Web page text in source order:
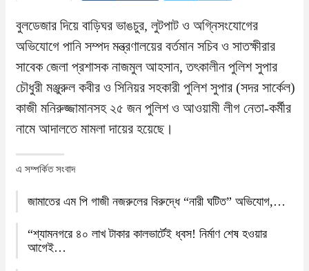
WhatsApp
Email Print
বুলডেজার দিয়ে বাড়িঘর ভাঙচুর, লুটপাট ও অগ্নিসংযোগের
অভিযোগে পানি সম্পদ মন্ত্রণালয়ের বর্তমান সচিব ও সাতক্ষীরার
সাবেক জেলা প্রশাসক নাজমুল আহসান, তৎকালীন পুলিশ সুপার
চৌধুরী মঞ্জুরুল কবীর ও সিনিয়র সহকারী পুলিশ সুপার (সদর সার্কেল)
কাজী মনিরুজ্জামানসহ ২৫ জন পুলিশ ও আওয়ামী লীগ নেতা-কর্মীর
নামে আদালতে মামলা দায়ের হয়েছে।
এ সম্পর্কিত সংবাদ
জামাতের এম পি গাজী নজরুলের বিরুদ্ধে “নারী ঘটিত” অভিযোগ,…
“শ্যামনগরে ৪০ লাখ টাকার কালভার্টেই ধ্বস! নির্মাণ শেষ হওয়ার
আগেই…